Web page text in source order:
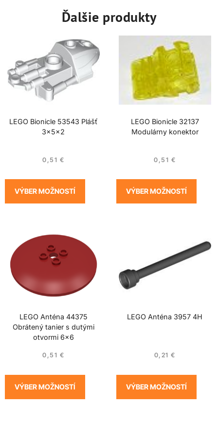
Ďalšie produkty
LEGO Bionicle 53543 Plášť
3x5x2
0,51 €
VÝBER MOŽNOSTÍ
LEGO Bionicle 32137
Modulárny konektor
0,51 €
VÝBER MOŽNOSTÍ
LEGO Anténa 44375
Obrátený tanier s dutými
otvormi 6×6
0,51 €
VÝBER MOŽNOSTÍ
LEGO Anténa 3957 4H
0,21 €
VÝBER MOŽNOSTÍ